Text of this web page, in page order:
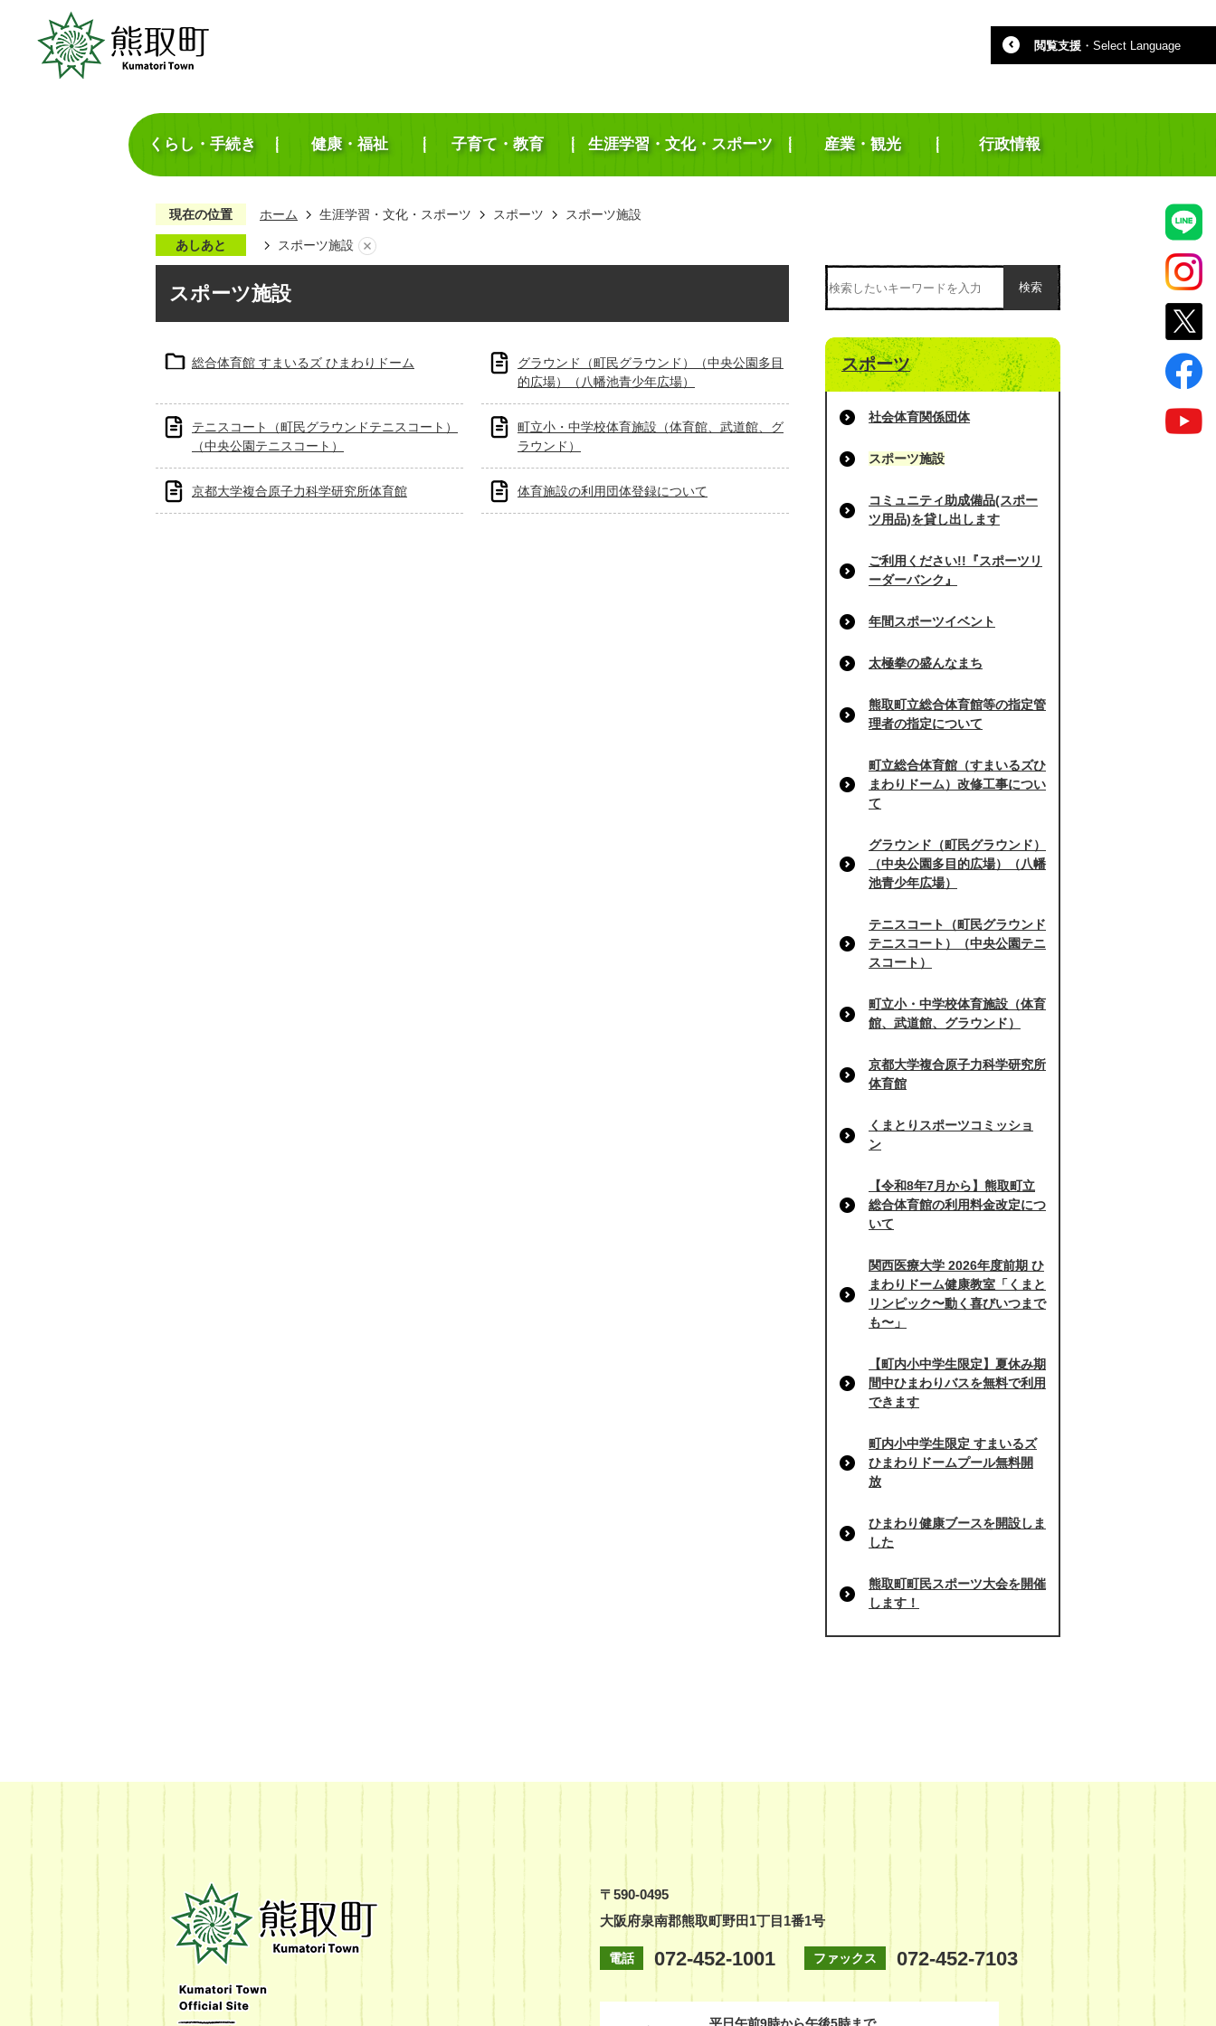
閲覧支援 ・ Select Language
くらし・手続き 健康・福祉 子育て・教育 生涯学習・文化・スポーツ 産業・観光 行政情報
現在の位置 ホーム 生涯学習・文化・スポーツ スポーツ スポーツ施設
あしあと スポーツ施設
スポーツ施設
総合体育館 すまいるズ ひまわりドーム
グラウンド（町民グラウンド）（中央公園多目
的広場）（八幡池青少年広場）
テニスコート（町民グラウンドテニスコート）
（中央公園テニスコート）
町立小・中学校体育施設（体育館、武道館、グ
ラウンド）
京都大学複合原子力科学研究所体育館 体育施設の利用団体登録について
検索
スポーツ
社会体育関係団体
スポーツ施設
コミュニティ助成備品(スポー
ツ用品)を貸し出します
ご利用ください!!『スポーツリ
ーダーバンク』
年間スポーツイベント
太極拳の盛んなまち
熊取町立総合体育館等の指定管
理者の指定について
町立総合体育館（すまいるズひ
まわりドーム）改修工事につい
て
グラウンド（町民グラウンド）
（中央公園多目的広場）（八幡
池青少年広場）
テニスコート（町民グラウンド
テニスコート）（中央公園テニ
スコート）
町立小・中学校体育施設（体育
館、武道館、グラウンド）
京都大学複合原子力科学研究所
体育館
くまとりスポーツコミッショ
ン
【令和8年7月から】熊取町立
総合体育館の利用料金改定につ
いて
関西医療大学 2026年度前期 ひ
まわりドーム健康教室「くまと
リンピック〜動く喜びいつまで
も〜」
【町内小中学生限定】夏休み期
間中ひまわりバスを無料で利用
できます
町内小中学生限定 すまいるズ
ひまわりドームプール無料開
放
ひまわり健康ブースを開設しま
した
熊取町町民スポーツ大会を開催
します！
町
Kumatori
Town
Official
Site
〒590-0495
大阪府泉南郡熊取町野田1丁目1番1号
電話 072-452-1001 ファックス 072-452-7103
平日午前9時から午後5時まで